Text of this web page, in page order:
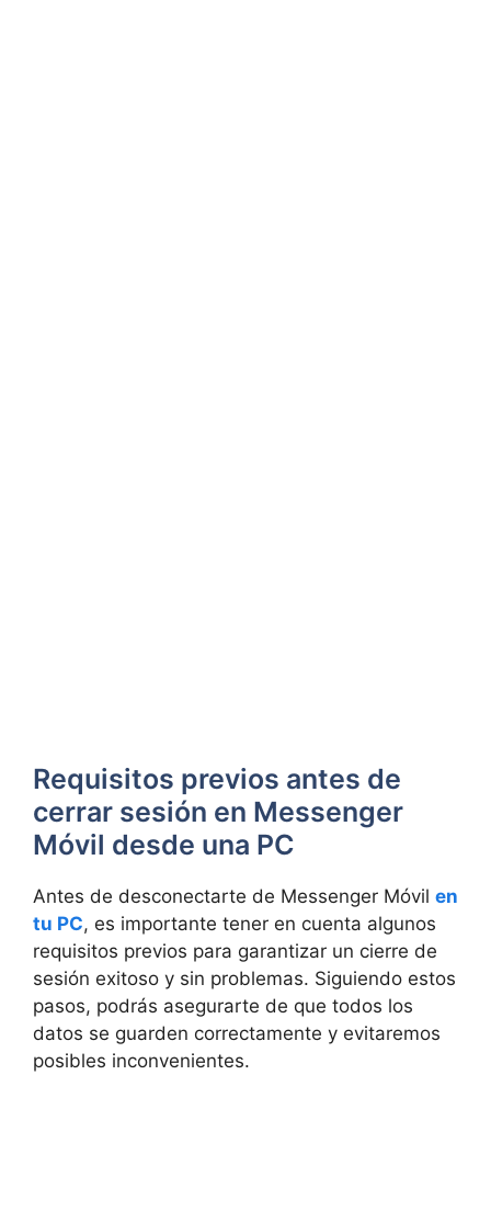
Requisitos previos antes de
cerrar⁢ sesión en Messenger⁣
Móvil desde una PC
Antes de ⁢desconectarte de Messenger Móvil en
tu PC,‍ es importante tener en cuenta algunos
requisitos previos para⁣ garantizar un ​cierre de
sesión exitoso‌ y sin problemas. Siguiendo ⁢estos
pasos, ⁣podrás asegurarte de que todos los
datos⁢ se guarden‍ correctamente y evitaremos
posibles⁤ inconvenientes.